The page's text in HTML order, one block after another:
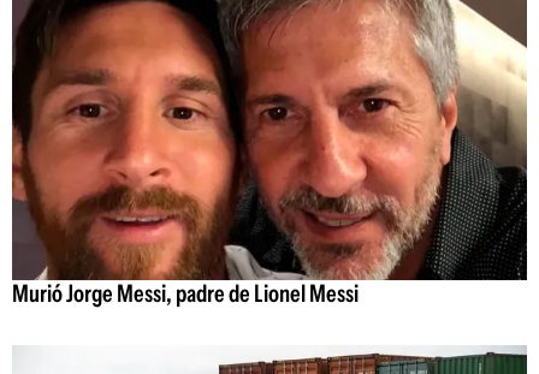
Murió Jorge Messi, padre de Lionel Messi